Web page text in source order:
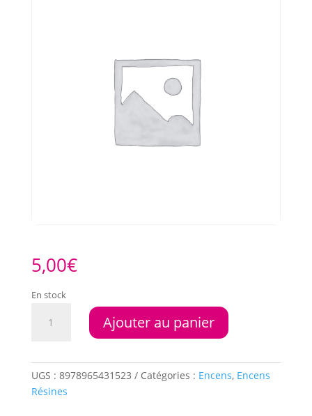
5,00€
En stock
Basilic
30gr
Ajouter au panier
UGS : 8978965431523 Catégories : Encens, Encens
Résines